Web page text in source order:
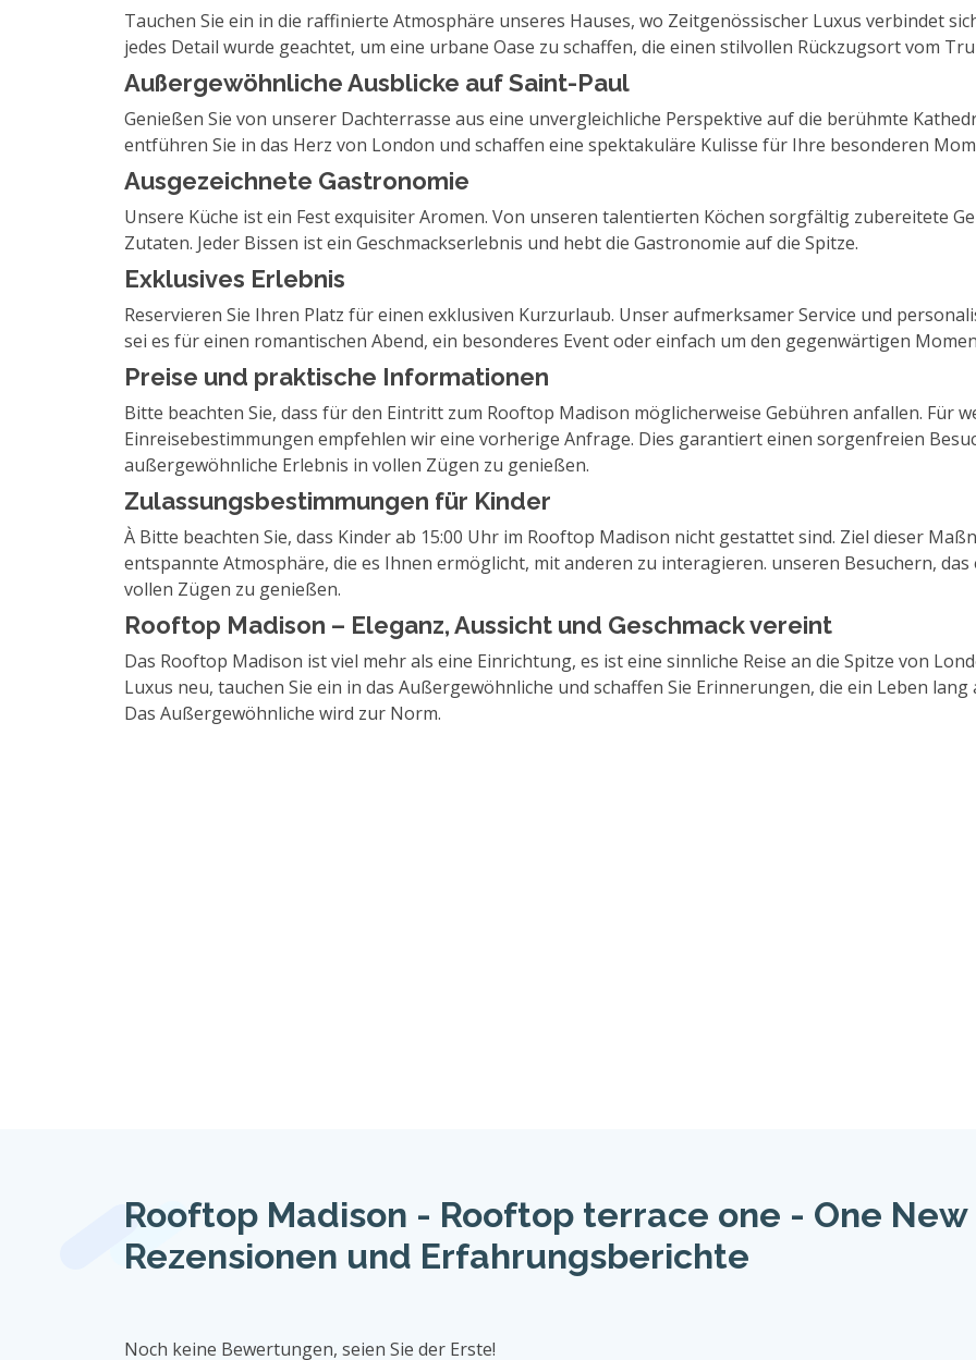
Tauchen Sie ein in die raffinierte Atmosphäre unseres Hauses, wo Zeitgenössischer Luxus verbindet
jedes Detail wurde geachtet, um eine urbane Oase zu schaffen, die einen stilvollen Rückzugsort vom
Außergewöhnliche Ausblicke auf Saint-Paul
Genießen Sie von unserer Dachterrasse aus eine unvergleichliche Perspektive auf die berühmte
entführen Sie in das Herz von London und schaffen eine spektakuläre Kulisse für Ihre besonderen
Ausgezeichnete Gastronomie
Unsere Küche ist ein Fest exquisiter Aromen. Von unseren talentierten Köchen sorgfältig zubereitete
Zutaten. Jeder Bissen ist ein Geschmackserlebnis und hebt die Gastronomie auf die Spitze.
Exklusives Erlebnis
Reservieren Sie Ihren Platz für einen exklusiven Kurzurlaub. Unser aufmerksamer Service und
sei es für einen romantischen Abend, ein besonderes Event oder einfach um den gegenwärtigen
Preise und praktische Informationen
Bitte beachten Sie, dass für den Eintritt zum Rooftop Madison möglicherweise Gebühren anfallen. Für
Einreisebestimmungen empfehlen wir eine vorherige Anfrage. Dies garantiert einen sorgenfreien
außergewöhnliche Erlebnis in vollen Zügen zu genießen.
Zulassungsbestimmungen für Kinder
À Bitte beachten Sie, dass Kinder ab 15:00 Uhr im Rooftop Madison nicht gestattet sind. Ziel dieser
entspannte Atmosphäre, die es Ihnen ermöglicht, mit anderen zu interagieren. unseren Besuchern,
vollen Zügen zu genießen.
Rooftop Madison – Eleganz, Aussicht und Geschmack vereint
Das Rooftop Madison ist viel mehr als eine Einrichtung, es ist eine sinnliche Reise an die Spitze von
Luxus neu, tauchen Sie ein in das Außergewöhnliche und schaffen Sie Erinnerungen, die ein Leben
Das Außergewöhnliche wird zur Norm.
Rooftop Madison - Rooftop terrace one - One
Rezensionen und Erfahrungsberichte
Noch keine Bewertungen, seien Sie der Erste!